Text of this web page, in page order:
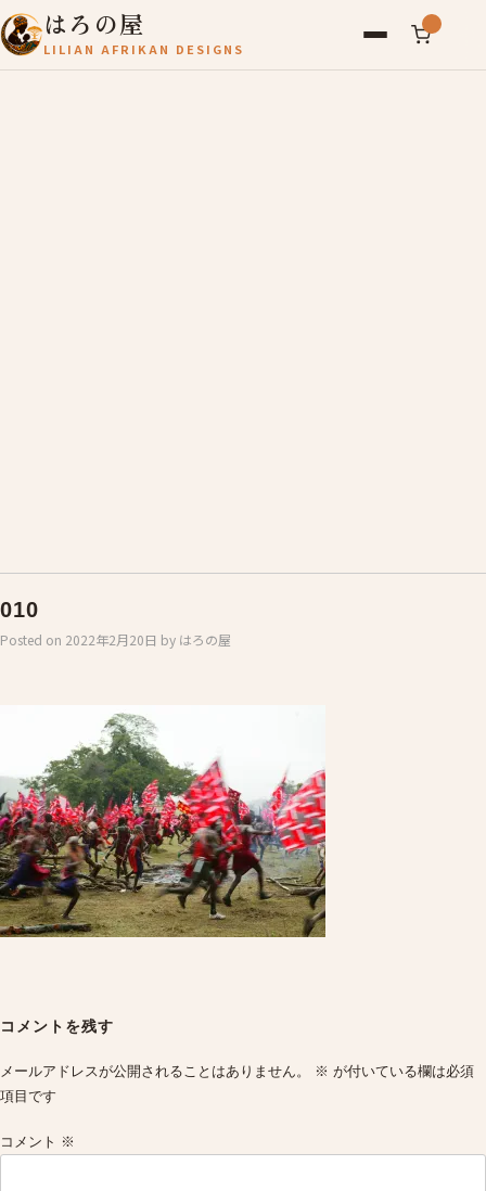
はろの屋
LILIAN AFRIKAN DESIGNS
010
Posted on 2022年2月20日 by はろの屋
navigation
コメントを残す
メールアドレスが公開されることはありません。 ※ が付いている欄は必須
項目です
コメント ※